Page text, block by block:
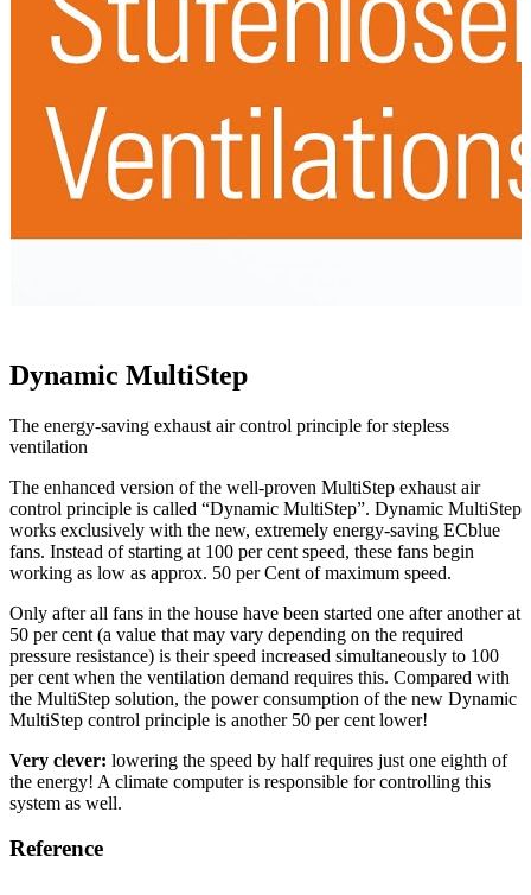
Dynamic MultiStep
The energy-saving exhaust air control principle for stepless
ventilation
The enhanced version of the well-proven MultiStep exhaust air
control principle is called “Dynamic MultiStep”. Dynamic MultiStep
works exclusively with the new, extremely energy-saving ECblue
fans. Instead of starting at 100 per cent speed, these fans begin
working as low as approx. 50 per Cent of maximum speed.
Only after all fans in the house have been started one after another at
50 per cent (a value that may vary depending on the required
pressure resistance) is their speed increased simultaneously to 100
per cent when the ventilation demand requires this. Compared with
the MultiStep solution, the power consumption of the new Dynamic
MultiStep control principle is another 50 per cent lower!
Very clever: lowering the speed by half requires just one eighth of
the energy! A climate computer is responsible for controlling this
system as well.
Reference